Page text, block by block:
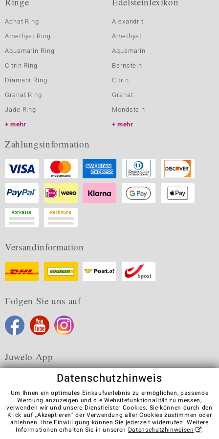
Achat Ring
Amethyst Ring
Aquamarin Ring
Citrin Ring
Diamant Ring
Granat Ring
Jade Ring
mehr
Alexandrit
Amethyst
Aquamarin
Bernstein
Citrin
Granat
Mondstein
mehr
Zahlungsinformation
Versandinformation
Folgen Sie uns auf
Juwelo App
Karriere AGB Datenschutz Cookies
Impressum
Kontakt
Vertrag widerrufen
Datenschutzhinweis
Um Ihnen ein optimales Einkaufserlebnis zu ermöglichen, passende
Werbung anzuzeigen und die Websitefunktionalität zu messen,
verwenden wir und unsere Dienstleister Cookies. Sie können durch den
Klick auf „Akzeptieren“ der Verwendung aller Cookies zustimmen oder
ablehnen. Ihre Einwilligung können Sie jederzeit widerrufen. Weitere
Informationen erhalten Sie in unseren Datenschutzhinweisen .